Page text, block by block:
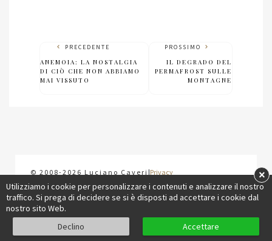
Utilizziamo i cookie per personalizzare i contenuti e analizzare il nostro
traffico. Si prega di decidere se si è disposti ad accettare i cookie dal
nostro sito Web.
Declino
Accettare
×
PRECEDENTE
ANEMOIA: LA NOSTALGIA
DI CIÒ CHE NON ABBIAMO
MAI VISSUTO
PROSSIMO
IL DEGRADO DEL
PERMAFROST SULLE
MONTAGNE
© 2008-2026 Luciano Caveri |Privacy